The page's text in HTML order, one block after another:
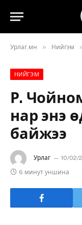
Урлаг.мн » Нийгэм
НИЙГЭМ
Р.
нар энэ
байжээ
Урлаг 10/02/
6 минут уншина